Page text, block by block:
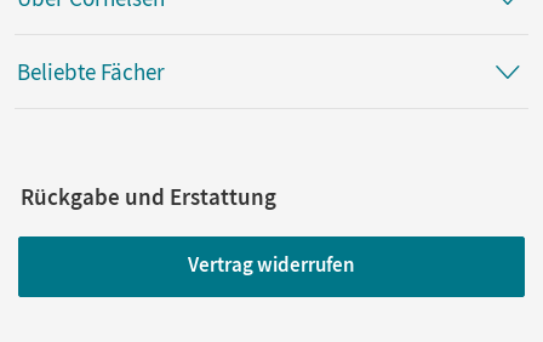
Beliebte Fächer
Rückgabe und Erstattung
Vertrag widerrufen